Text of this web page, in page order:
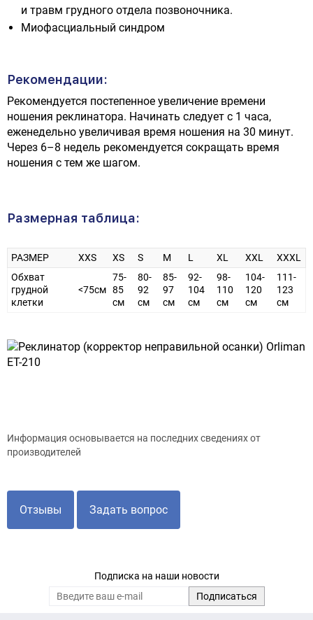
и травм грудного отдела позвоночника.
Миофасциальный синдром
Рекомендации:
Рекомендуется постепенное увеличение времени
ношения реклинатора. Начинать следует с 1 часа,
еженедельно увеличивая время ношения на 30 минут.
Через 6–8 недель рекомендуется сокращать время
ношения с тем же шагом.
Размерная таблица:
РАЗМЕР XXS XS S M L XL XXL
XXXL
Обхват
грудной
клетки
<75см
75-
85
см
80-
92
см
85-
97
см
92-
104
см
98-
110
см
104-
120
см
111-
123
см
Информация основывается на последних сведениях от
производителей
Отзывы Задать вопрос
Подписка на наши новости